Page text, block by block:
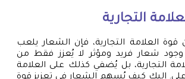
التجارية
العلامة التجارية، فإن الشعار يلعب
وجود شعار فريد ومؤثر لا يُعزز فقط من
التجارية، بل يُضفي كذلك على العلامة
إليك كيف يُسهم الشعار في تعزيز قوة